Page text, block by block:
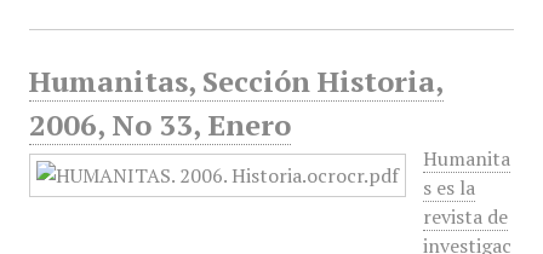
Humanitas, Sección Historia,
2006, No 33, Enero
Humanita
s es la
revista de
investigac